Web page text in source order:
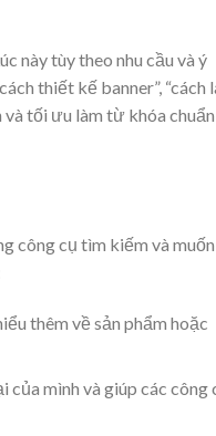
này tùy theo nhu cầu và ý
thiết kế banner”, “cách
tối ưu làm từ khóa chuẩn
công cụ tìm kiếm và
thêm về sản phẩm hoặc
của mình và giúp các công